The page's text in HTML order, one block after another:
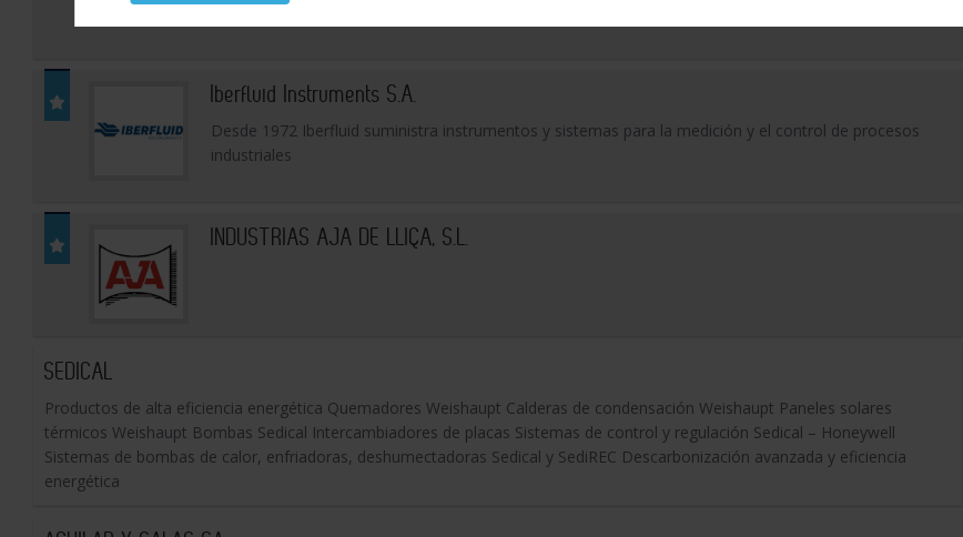
los sectores de mercado de Aguas, Climatización Civil, Energía e Industria.
Iberfluid Instruments S.A.
Desde 1972 Iberfluid suministra instrumentos y sistemas para la medición y el control de procesos
industriales
INDUSTRIAS AJA DE LLIÇA, S.L.
SEDICAL
Productos de alta eficiencia energética Quemadores Weishaupt Calderas de condensación Weishaupt Paneles solares
térmicos Weishaupt Bombas Sedical Intercambiadores de placas Sistemas de control y regulación Sedical – Honeywell
Sistemas de bombas de calor, enfriadoras, deshumectadoras Sedical y SediREC Descarbonización avanzada y eficiencia
energética